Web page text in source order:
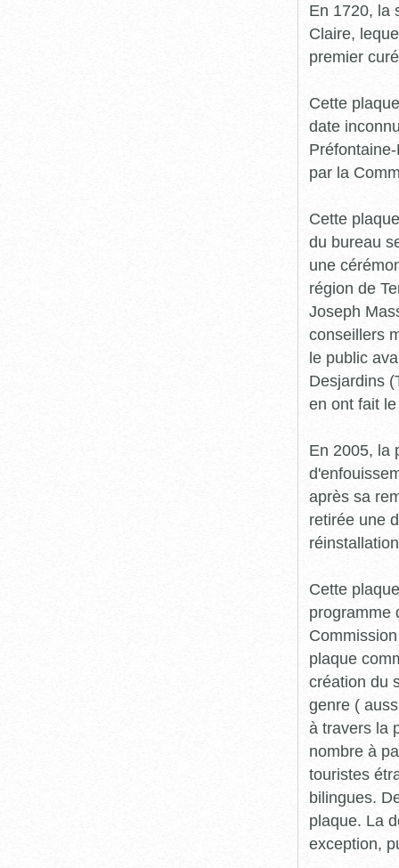
En 1720, la
Claire,
premier
Cette
date
par la
Cette
du bureau
une
région de
Joseph
conseillers
le public
Desjardins
en ont fait
En 2005, la
après sa
retirée une
Cette
programme
plaque
création du
genre (
à travers la
nombre à
touristes
bilingues.
plaque. La
exception,